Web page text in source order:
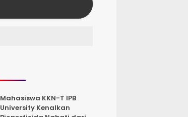
Mahasiswa KKN-T IPB
University Kenalkan